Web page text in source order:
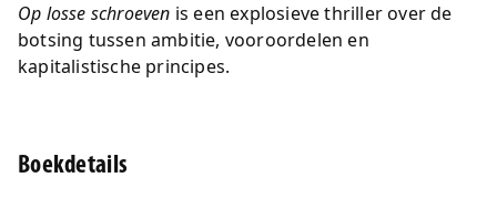
Op losse schroeven is een explosieve thriller over de
botsing tussen ambitie, vooroordelen en
kapitalistische principes.
Boekdetails